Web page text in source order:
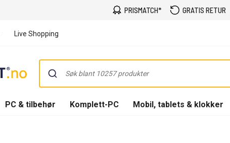
PRISMATCH* GRATIS RETUR
Live Shopping
PC & tilbehør Komplett-PC Mobil, tablets & klokker